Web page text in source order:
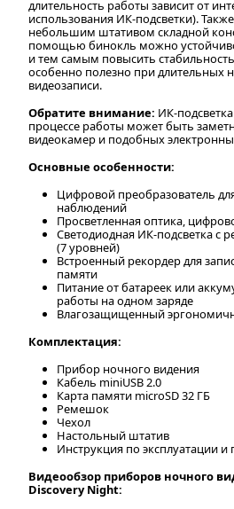
длительность работы зависит от
использования ИК-подсветки).
небольшим штативом складной
помощью бинокль можно
и тем самым повысить
особенно полезно при длительных
видеозаписи.
Обратите внимание: ИК-
процессе работы может быть
видеокамер и подобных
Основные особенности:
Цифровой преобразователь
наблюдений
Просветленная оптика,
Светодиодная ИК-подсветка с
(7 уровней)
Встроенный рекордер для
памяти
Питание от батареек или
работы на одном заряде
Влагозащищенный
Комплектация:
Прибор ночного видения
Кабель miniUSB 2.0
Карта памяти microSD 32 ГБ
Ремешок
Чехол
Настольный штатив
Инструкция по эксплуатации
Видеообзор приборов ночного
Discovery Night: